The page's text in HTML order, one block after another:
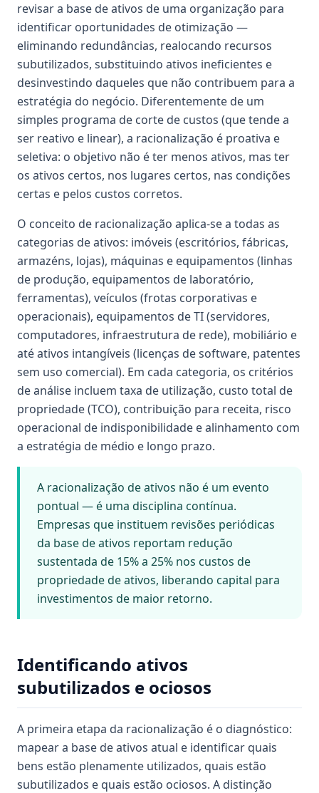
revisar a base de ativos de uma organização para
identificar oportunidades de otimização —
eliminando redundâncias, realocando recursos
subutilizados, substituindo ativos ineficientes e
desinvestindo daqueles que não contribuem para a
estratégia do negócio. Diferentemente de um
simples programa de corte de custos (que tende a
ser reativo e linear), a racionalização é proativa e
seletiva: o objetivo não é ter menos ativos, mas ter
os ativos certos, nos lugares certos, nas condições
certas e pelos custos corretos.
O conceito de racionalização aplica-se a todas as
categorias de ativos: imóveis (escritórios, fábricas,
armazéns, lojas), máquinas e equipamentos (linhas
de produção, equipamentos de laboratório,
ferramentas), veículos (frotas corporativas e
operacionais), equipamentos de TI (servidores,
computadores, infraestrutura de rede), mobiliário e
até ativos intangíveis (licenças de software, patentes
sem uso comercial). Em cada categoria, os critérios
de análise incluem taxa de utilização, custo total de
propriedade (TCO), contribuição para receita, risco
operacional de indisponibilidade e alinhamento com
a estratégia de médio e longo prazo.
A racionalização de ativos não é um evento
pontual — é uma disciplina contínua.
Empresas que instituem revisões periódicas
da base de ativos reportam redução
sustentada de 15% a 25% nos custos de
propriedade de ativos, liberando capital para
investimentos de maior retorno.
Identificando ativos
subutilizados e ociosos
A primeira etapa da racionalização é o diagnóstico:
mapear a base de ativos atual e identificar quais
bens estão plenamente utilizados, quais estão
subutilizados e quais estão ociosos. A distinção